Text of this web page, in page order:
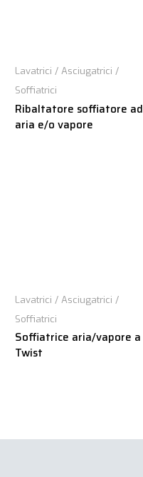
Lavatrici / Asciugatrici /
Soffiatrici
Ribaltatore soffiatore ad
aria e/o vapore
Lavatrici / Asciugatrici /
Soffiatrici
Soffiatrice aria/vapore a
Twist